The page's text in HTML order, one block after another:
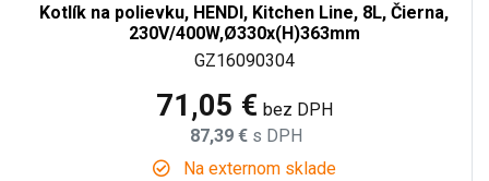
Kotlík na polievku, HENDI, Kitchen Line, 8L, Čierna,
230V/400W,Ø330x(H)363mm
GZ16090304
71,05 € bez DPH
87,39 € s DPH
Na externom sklade